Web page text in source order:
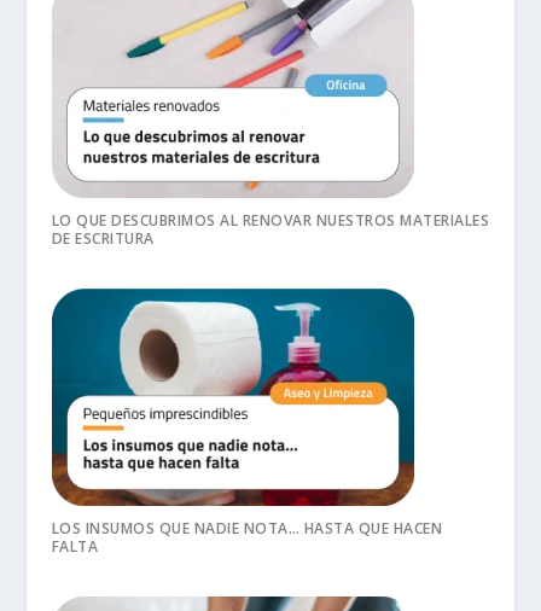
LO QUE DESCUBRIMOS AL RENOVAR NUESTROS MATERIALES
DE ESCRITURA
LOS INSUMOS QUE NADIE NOTA… HASTA QUE HACEN
FALTA